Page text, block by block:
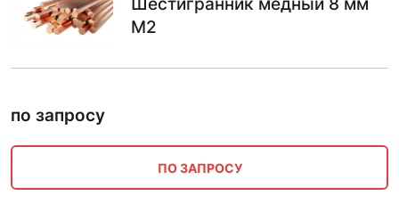
М2
по запросу
ПО ЗАПРОСУ